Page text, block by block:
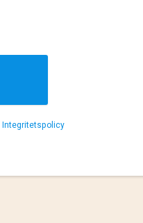
Integritetspolicy